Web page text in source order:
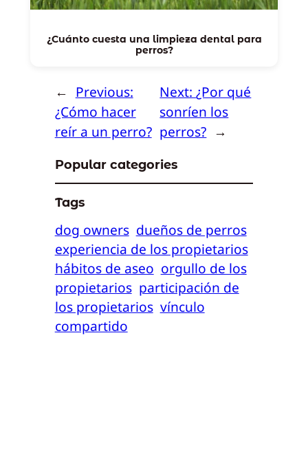
¿Cuánto cuesta una limpieza dental para
perros?
← Previous:
¿Cómo hacer
reír a un perro?
Next:¿Por qué
sonríen los
perros? →
Popular categories
Tags
dog owners dueños de perros
experiencia de los propietarios
hábitos de aseo orgullo de los
propietarios participación de
los propietarios vínculo
compartido